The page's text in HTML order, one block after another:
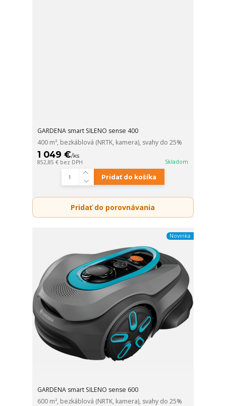
GARDENA smart SILENO sense 400
400 m², bezkáblová (NRTK, kamera), svahy do 25%
1 049 €/ks
852,85 € bez DPH Skladom
Pridať do košíka
Pridať do porovnávania
Novinka
GARDENA smart SILENO sense 600
600 m², bezkáblová (NRTK, kamera), svahy do 25%